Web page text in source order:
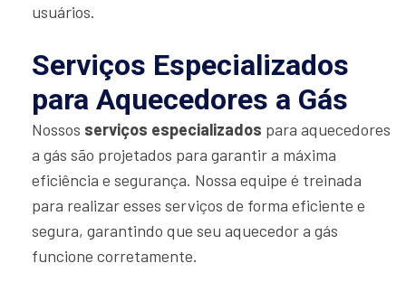
usuários.
Serviços Especializados
para Aquecedores a Gás
Nossos serviços especializados para aquecedores
a gás são projetados para garantir a máxima
eficiência e segurança. Nossa equipe é treinada
para realizar esses serviços de forma eficiente e
segura, garantindo que seu aquecedor a gás
funcione corretamente.